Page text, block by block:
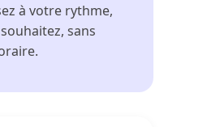
à votre rythme,
sans